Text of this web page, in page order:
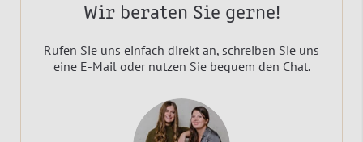
Wir beraten Sie gerne!
Rufen Sie uns einfach direkt an, schreiben Sie uns
eine E-Mail oder nutzen Sie bequem den Chat.